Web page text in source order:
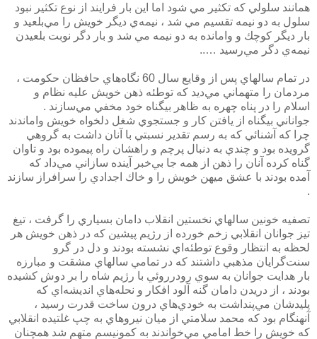
همانند سلولي كه تكثير مي شود اما اين بار فرايند از نوع تكثير نبود
سلول به دو نيمه تقسيم مي شد ، نيمه‌ي ديگر خويش را مي‌بلعيد و
بار ديگر كوچك و وامانده به دو نيمه مي شد و بار دگر نوبت بلعيدن
نيمه‌ي دگر مي‌رسيد …..
در تمام سالهاي پس از وقايع سال 60 نگاه‌هاي حافظان حكومت ،
مردمان را متهماني مي‌ديد كه توطئه ذهن خويش عليه نظام و
اسلام را در پناه چهره به ظاهر بيگناه خود مخفي مي‌سازند .
جواناني بيگناه از يافتن كار و جستجوي شغل دلخواه خويش واماندند
چرا كه آشنائي كه به رسم تقدير نسبتي با آنان داشت به گروهي
گرويده بود و چندي به دنبال پرچم و راهشان راه پيموده بود و تاوان
گناه كرده آنان را ذهن از همه جا بي‌خبر آينده سازاني مي‌داد كه
آمده بودند با عشق ميهن خويش را و خاك اجدادي را سرافراز سازند
.
تصفيه خونين سالهاي نخستين انقلاب دامان بسياري را گرفت ،‌ تيغ
تيز جوانان انقلابي زخم خورده از رژيم پيشين كه در ذهن خويش هر
لحظه به انتظار وقوع توطئه‌اي نشسته بودند و دل در گرو
سنت‌گرايان مذهبي ‌داشتند كه در تمامي سالهاي مشقت و مبارزه
بار هدايت جوانان به سوي رودرروئي با رژيم شاه را بر دوش كشيده
بودند ، از دريدن دامان گنه آلود افكار و نحله‌هاي انديشه‌اي كه
پليدشان مي‌پنداشت به خودي‌هاي درون ساخت قدرت رسيد ،
آنهنگام بود كه محمد سلامتي از ميان نيروهاي به چپ غلتيده انقلابي
كه خويش را خط امامي مي‌خواندند به كمونيسم متهم شد همچنان